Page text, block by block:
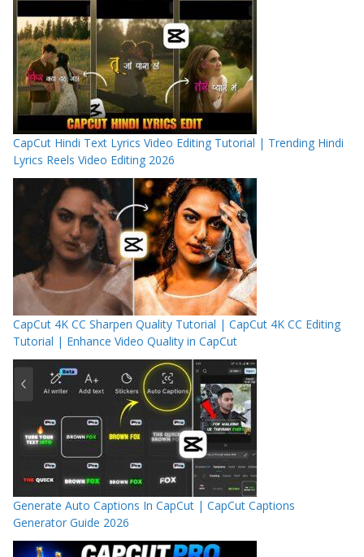
CapCut Hindi Text Lyrics Video Editing Tutorial | Trending Hindi
Lyrics Reels Video Editing 2026
CapCut 4K CC Sharpen Quality Tutorial | CapCut 4K CC Editing
Tutorial | Enhance Video Quality in CapCut
Generate Auto Captions In CapCut | CapCut Captions
Generator Guide 2026